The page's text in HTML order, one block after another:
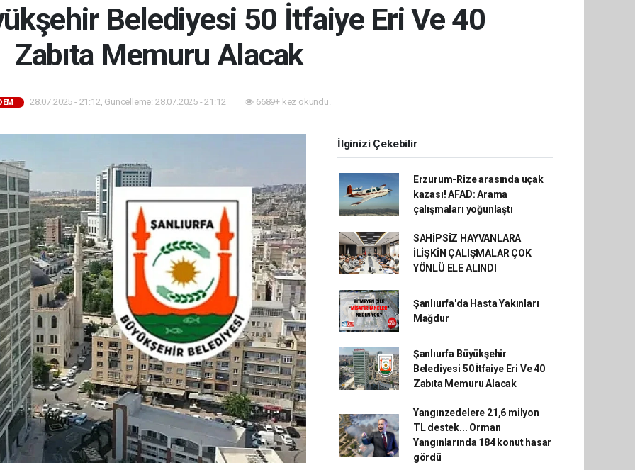
Belediyesi 50 İtfaiye Eri Ve 40
Zabıta Memuru Alacak
28.07.2025 - 21:12, Güncelleme: 28.07.2025 - 21:12 6689+ kez okundu.
İlginizi Çekebilir
Erzurum-Rize arasında uçak
kazası! AFAD: Arama
çalışmaları yoğunlaştı
SAHİPSİZ HAYVANLARA
İLİŞKİN ÇALIŞMALAR ÇOK
YÖNLÜ ELE ALINDI
Şanlıurfa'da Hasta Yakınları
Mağdur
Şanlıurfa Büyükşehir
Belediyesi 50 İtfaiye Eri Ve 40
Zabıta Memuru Alacak
Yangınzedelere 21,6 milyon
TL destek... Orman
Yangınlarında 184 konut hasar
gördü